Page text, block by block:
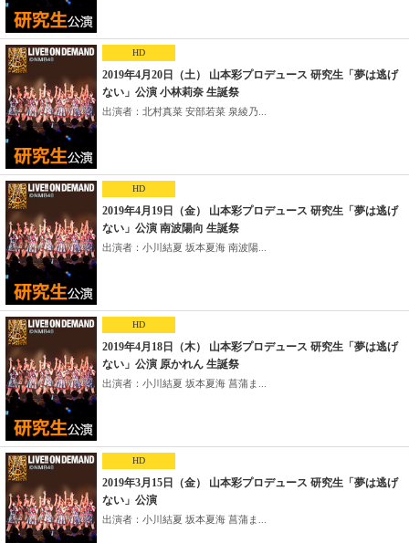
HD
2019年4月20日（土） 山本彩プロデュース 研究生「夢は逃げ
ない」公演 小林莉奈 生誕祭
出演者：北村真菜 安部若菜 泉綾乃...
HD
2019年4月19日（金） 山本彩プロデュース 研究生「夢は逃げ
ない」公演 南波陽向 生誕祭
出演者：小川結夏 坂本夏海 南波陽...
HD
2019年4月18日（木） 山本彩プロデュース 研究生「夢は逃げ
ない」公演 原かれん 生誕祭
出演者：小川結夏 坂本夏海 菖蒲ま...
HD
2019年3月15日（金） 山本彩プロデュース 研究生「夢は逃げ
ない」公演
出演者：小川結夏 坂本夏海 菖蒲ま...